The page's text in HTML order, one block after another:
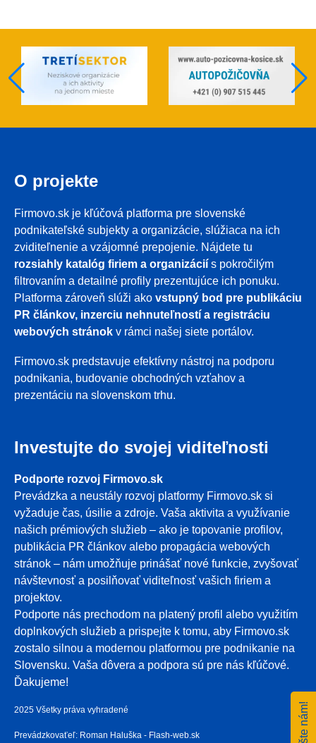
O projekte
Firmovo.sk je kľúčová platforma pre slovenské
podnikateľské subjekty a organizácie, slúžiaca na ich
zviditeľnenie a vzájomné prepojenie. Nájdete tu
rozsiahly katalóg firiem a organizácií s pokročilým
filtrovaním a detailné profily prezentujúce ich ponuku.
Platforma zároveň slúži ako vstupný bod pre publikáciu
PR článkov, inzerciu nehnuteľností a registráciu
webových stránok v rámci našej siete portálov.
Firmovo.sk predstavuje efektívny nástroj na podporu
podnikania, budovanie obchodných vzťahov a
prezentáciu na slovenskom trhu.
Investujte do svojej viditeľnosti
Podporte rozvoj Firmovo.sk
Prevádzka a neustály rozvoj platformy Firmovo.sk si
vyžaduje čas, úsilie a zdroje. Vaša aktivita a využívanie
našich prémiových služieb – ako je topovanie profilov,
publikácia PR článkov alebo propagácia webových
stránok – nám umožňuje prinášať nové funkcie, zvyšovať
návštevnosť a posilňovať viditeľnosť vašich firiem a
projektov.
Podporte nás prechodom na platený profil alebo využitím
doplnkových služieb a prispejte k tomu, aby Firmovo.sk
zostalo silnou a modernou platformou pre podnikanie na
Slovensku. Vaša dôvera a podpora sú pre nás kľúčové.
Ďakujeme!
2025 Všetky práva vyhradené
Prevádzkovaťeľ: Roman Haluška - Flash-web.sk